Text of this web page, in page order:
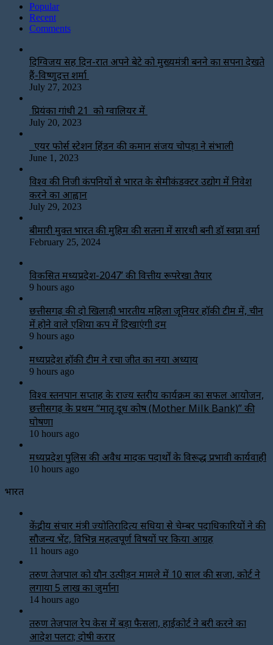
Popular
Recent
Comments
दिग्विजय सिंह दिन-रात अपने बेटे को मुख्यमंत्री बनने का सपना देखते
हैं-विष्णुदत्त शर्मा
July 27, 2023
प्रियंका गांधी 21 को ग्वालियर में
July 20, 2023
एयर फोर्स स्टेशन हिंडन की कमान संजय चोपड़ा ने संभाली
June 1, 2023
विश्‍व की निजी कंपनियों से भारत के सेमीकंडक्टर उद्योग में निवेश
करने का आह्वान
July 29, 2023
बीमारी मुक्त भारत की मुहिम की सतना में सारथी बनी डाॅ स्वप्ना वर्मा
February 25, 2024
विकसित मध्यप्रदेश-2047’ की वित्तीय रूपरेखा तैयार
9 hours ago
छत्तीसगढ़ की दो खिलाड़ी भारतीय महिला जूनियर हॉकी टीम में, चीन
में होने वाले एशिया कप में दिखाएंगी दम
9 hours ago
मध्यप्रदेश हॉकी टीम ने रचा जीत का नया अध्याय
9 hours ago
विश्व स्तनपान सप्ताह के राज्य स्तरीय कार्यक्रम का सफल आयोजन,
छत्तीसगढ़ के प्रथम “मातृ दूध कोष (Mother Milk Bank)” की
घोषणा
10 hours ago
मध्यप्रदेश पुलिस की अवैध मादक पदार्थों के विरूद्ध प्रभावी कार्यवाही
10 hours ago
भारत
केंद्रीय संचार मंत्री ज्योतिरादित्य सिंधिया से चेम्बर पदाधिकारियों ने की
सौजन्य भेंट, विभिन्न महत्वपूर्ण विषयों पर किया आग्रह
11 hours ago
तरुण तेजपाल को यौन उत्पीड़न मामले में 10 साल की सजा, कोर्ट ने
लगाया ₹5 लाख का जुर्माना
14 hours ago
तरुण तेजपाल रेप केस में बड़ा फैसला, हाईकोर्ट ने बरी करने का
आदेश पलटा; दोषी करार